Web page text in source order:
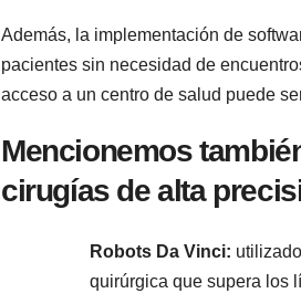
Además, la implementación de
pacientes sin ⁤necesidad⁣ de⁣
acceso ‍a un ⁢centro de salud puede
Mencionemos
cirugías de alta
Robots Da Vinci:
quirúrgica‍ que supera los